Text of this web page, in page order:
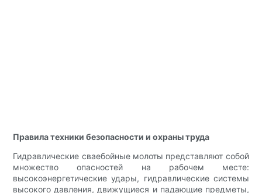
Правила техники безопасности и охраны труда
Гидравлические сваебойные молоты представляют собой
множество опасностей на рабочем месте:
высокоэнергетические удары, гидравлические системы
высокого давления, движущиеся и падающие предметы,